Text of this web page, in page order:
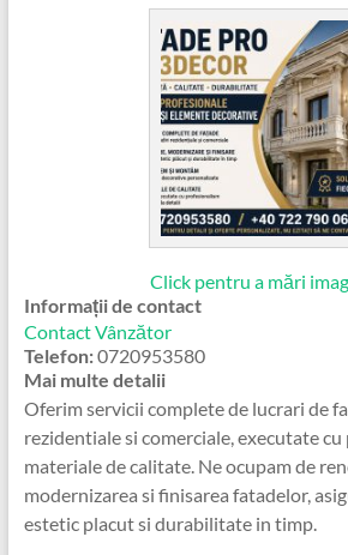
Click pentru a mări
Informații de contact
Contact Vânzător
Telefon:0720953580
Mai multe detalii
Oferim servicii complete de lucrari de
rezidentiale si comerciale, executate
materiale de calitate. Ne ocupam de
modernizarea si finisarea fatadelor,
estetic placut si durabilitate in timp.